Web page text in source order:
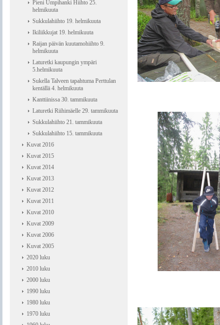
Pieni Umpihanki Hiihto 25.
helmikuuta
Sukkulahiihto 19. helmikuuta
Ikiliikkujat 19. helmikuuta
Raijan päivän kuutamohiihto 9.
helmikuuta
Laturetki kaupungin ympäri
5.helmikuuta
Sukella Talveen tapahtuma Perttulan
kentällä 4. helmikuuta
Kanttiinissa 30. tammikuuta
Laturetki Riihimäelle 29. tammikuuta
Sukkulahiihto 21. tammikuuta
Sukkulahiihto 15. tammikuuta
Kuvat 2016
Kuvat 2015
Kuvat 2014
Kuvat 2013
Kuvat 2012
Kuvat 2011
Kuvat 2010
Kuvat 2009
Kuvat 2006
Kuvat 2005
2020 luku
2010 luku
2000 luku
1990 luku
1980 luku
1970 luku